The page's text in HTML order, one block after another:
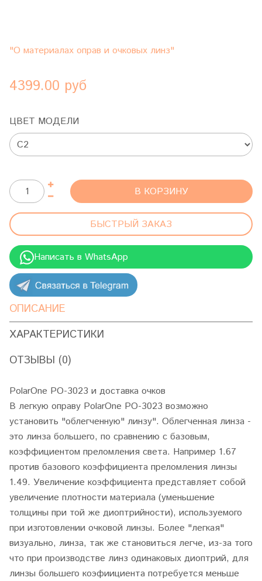
"О материалах оправ и очковых линз"
4399.00 руб
ЦВЕТ МОДЕЛИ
В КОРЗИНУ
БЫСТРЫЙ ЗАКАЗ
Написать в WhatsApp
ОПИСАНИЕ
ХАРАКТЕРИСТИКИ
ОТЗЫВЫ (0)
PolarOne PO-3023 и доставка очков
В легкую оправу PolarOne PO-3023 возможно
установить "облегченную" линзу". Облегченная линза -
это линза большего, по сравнению с базовым,
коэффициентом преломления света. Например 1.67
против базового коэффициента преломления линзы
1.49. Увеличение коэффициента представляет собой
увеличение плотности материала (уменьшение
толщины при той же диоптрийности), используемого
при изготовлении очковой линзы. Более "легкая"
визуально, линза, так же становиться легче, из-за того
что при производстве линз одинаковых диоптрий, для
линзы большего коэфиициента потребуется меньше